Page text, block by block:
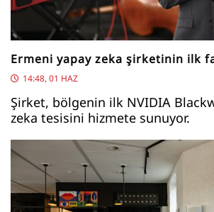
Ermeni yapay zeka şirketinin ilk
14:48, 01 HAZ
Şirket, bölgenin ilk NVIDIA
zeka tesisini hizmete sunuyor.